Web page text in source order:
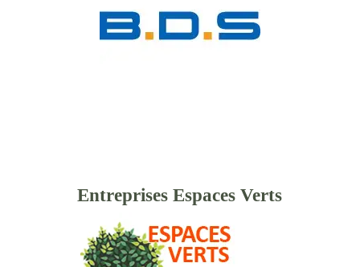
Entreprises Espaces Verts